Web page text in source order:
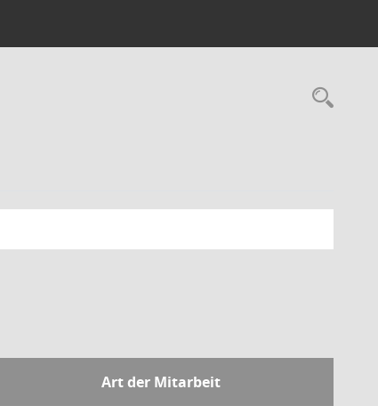
Art der Mitarbeit